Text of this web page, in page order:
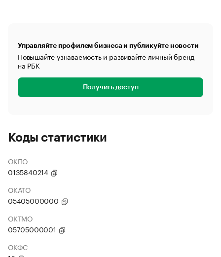
Управляйте профилем бизнеса и публикуйте новости
Повышайте узнаваемость и развивайте личный бренд
на РБК
Получить доступ
Коды статистики
ОКПО
0135840214
ОКАТО
05405000000
ОКТМО
05705000001
ОКФС